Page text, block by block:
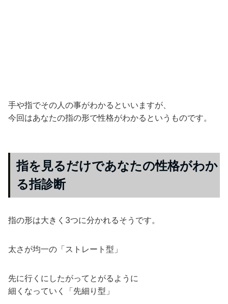
手や指でその人の事がわかるといいますが、
今回はあなたの指の形で性格がわかるというものです。
指を見るだけであなたの性格がわか
る指診断
指の形は大きく3つに分かれるそうです。
太さが均一の「ストレート型」
先に行くにしたがってとがるように
細くなっていく「先細り型」